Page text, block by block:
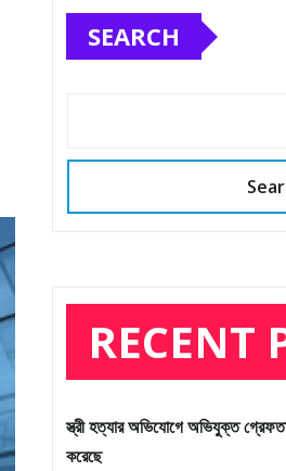
SEARCH
RECENT
স্ত্রী হত্যার অভিযোগে অভিযুক্ত
করেছে